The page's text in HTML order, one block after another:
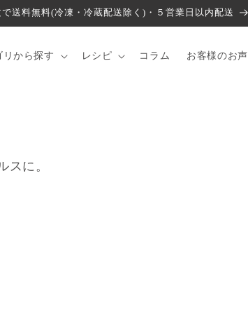
送料無料(冷凍・冷蔵配送除く)・５営業日以内配送
リから探す レシピ コラム お客様のお声
スに。